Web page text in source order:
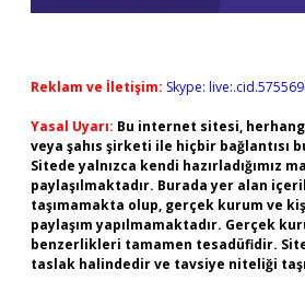
Reklam ve İletişim: Skype:
Yasal Uyarı: Bu internet sitesi,
veya şahıs şirketi ile hiçbir bağlantısı
Sitede yalnızca kendi hazırladığımız
paylaşılmaktadır. Burada yer alan
taşımamakta olup, gerçek kurum ve
paylaşım yapılmamaktadır. Gerçek
benzerlikleri tamamen tesadüfidir.
taslak halindedir ve tavsiye niteliği